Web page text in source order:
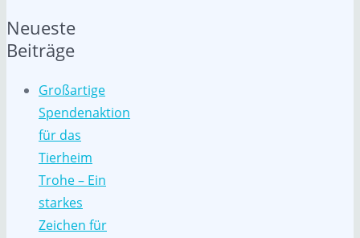
Neueste
Beiträge
Großartige
Spendenaktion
für das
Tierheim
Trohe – Ein
starkes
Zeichen für